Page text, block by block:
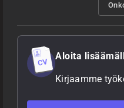
Aloita
Kirjaamme